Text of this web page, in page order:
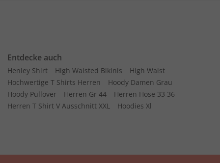
Entdecke auch
Henley Shirt High Waisted Bikinis
High Waist
Hochwertige T Shirts Herren
Hoody Damen Grau
Hoody Pullover
Herren Gr 44
Herren Hose 33 36
Herren T Shirt V Ausschnitt XXL
Hoodies Xl